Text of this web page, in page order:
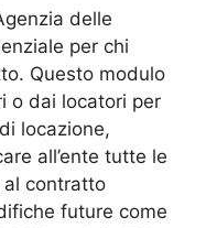
delle
per chi
Questo modulo
o dai locatori per
locazione,
all’ente tutte le
al contratto
future come